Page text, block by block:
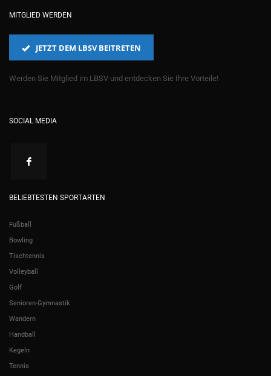
MITGLIED WERDEN
JETZT DEM LBSV BEITRETEN
Werden Sie Mitglied im LBSV und entdecken Sie Ihre Vorteile!
SOCIAL MEDIA
BELIEBTESTEN SPORTARTEN
Fußball
Bowling
Tischtennis
Volleyball
Golf
Senioren-Gymnastik
Wandern
Handball
Kegeln
Tennis